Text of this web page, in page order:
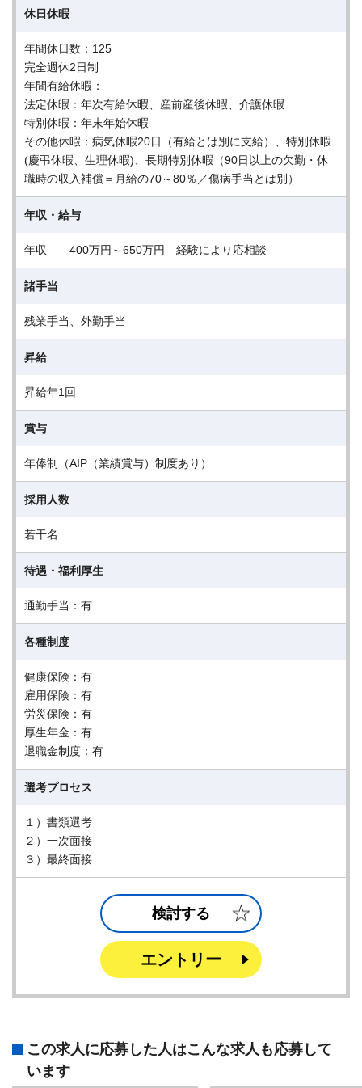
休日休暇
年間休日数：125
完全週休2日制
年間有給休暇：
法定休暇：年次有給休暇、産前産後休暇、介護休暇
特別休暇：年末年始休暇
その他休暇：病気休暇20日（有給とは別に支給）、特別休暇
(慶弔休暇、生理休暇)、長期特別休暇（90日以上の欠勤・休
職時の収入補償＝月給の70～80％／傷病手当とは別）
年収・給与
年収 400万円～650万円 経験により応相談
諸手当
残業手当、外勤手当
昇給
昇給年1回
賞与
年俸制（AIP（業績賞与）制度あり）
採用人数
若干名
待遇・福利厚生
通勤手当：有
各種制度
健康保険：有
雇用保険：有
労災保険：有
厚生年金：有
退職金制度：有
選考プロセス
１）書類選考
２）一次面接
３）最終面接
検討する
エントリー
この求人に応募した人はこんな求人も応募して
います